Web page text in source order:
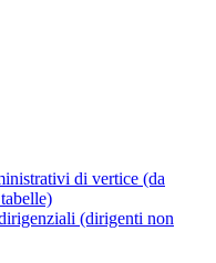
di vertice (da
(dirigenti non